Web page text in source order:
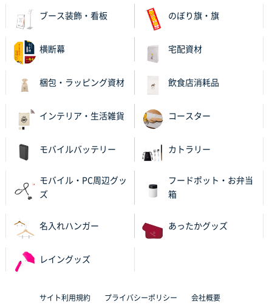
2025年11月05日 11:13
不織布スクエアトート(A4サイズ)
2025年10月28日 17:10
ワンポイントポリ袋 A4サイズ
1000枚
サイトが見やすい
サイト構成が解りやすかったから
ブックメモ付箋
200枚
ブース装飾・看板 のぼり旗・旗
横断幕 宅配資材
梱包・ラッピング資材 飲食店消耗品
インテリア・生活雑貨 コースター
モバイルバッテリー カトラリー
モバイル・PC周辺グッ
ズ
フードポット・お弁当
箱
名入れハンガー あったかグッズ
レイングッズ
サイト利用規約 プライバシーポリシー 会社概要